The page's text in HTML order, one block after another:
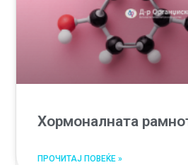
Хормоналната
ПРОЧИТАЈ ПОВЕЌЕ »